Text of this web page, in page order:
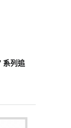
系列追